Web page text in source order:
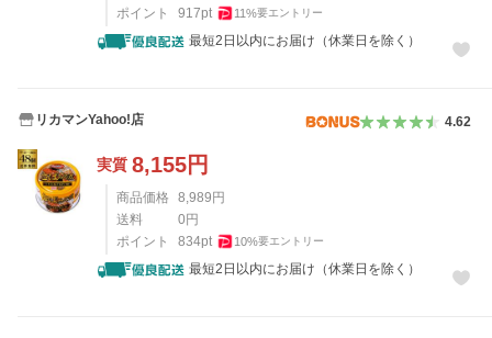
ポイント
917pt 11%要エントリー
最短2日以内にお届け（休業日を除く）
リカマンYahoo!店 4.62
実質 8,155円
商品価格 8,989 円
送料
0 円
ポイント
834pt 10%要エントリー
最短2日以内にお届け（休業日を除く）